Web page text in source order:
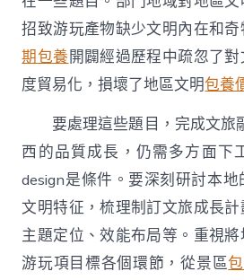
招致游玩產物缺少文明內在和
期包養開闢經過歷程中疏忽了
度貿易化，損壞了地區文明包養
要處理這些題目，完成文旅
西的品質成長，仍需多方面下
design是條件。要深刻研討本
文明特征，梳理制訂文旅成長
主題定位、效能布局等。重視將
游玩項目標各個環節，從景區